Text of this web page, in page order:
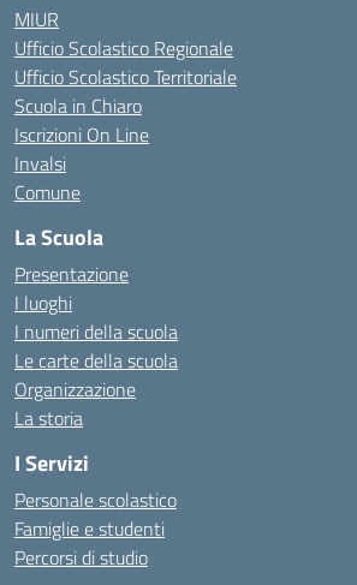
MIUR
Ufficio Scolastico Regionale
Ufficio Scolastico Territoriale
Scuola in Chiaro
Iscrizioni On Line
Invalsi
Comune
La Scuola
Presentazione
I luoghi
I numeri della scuola
Le carte della scuola
Organizzazione
La storia
I Servizi
Personale scolastico
Famiglie e studenti
Percorsi di studio